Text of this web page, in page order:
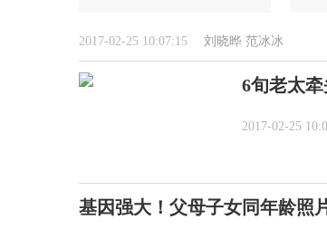
2017-02-25 10:07:15 刘晓晔 范冰冰
6旬老太
2017-02-25
基因强大！父母子女同年龄照